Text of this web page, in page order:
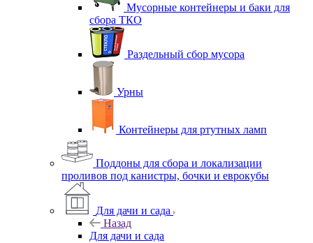
Мусорные контейнеры и баки для
сбора ТКО
Раздельный сбор мусора
Урны
Контейнеры для ртутных ламп
Поддоны для сбора и локализации
проливов под канистры, бочки и еврокубы
Для дачи и сада
Назад
Для дачи и сада